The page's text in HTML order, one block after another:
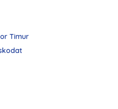
Timur